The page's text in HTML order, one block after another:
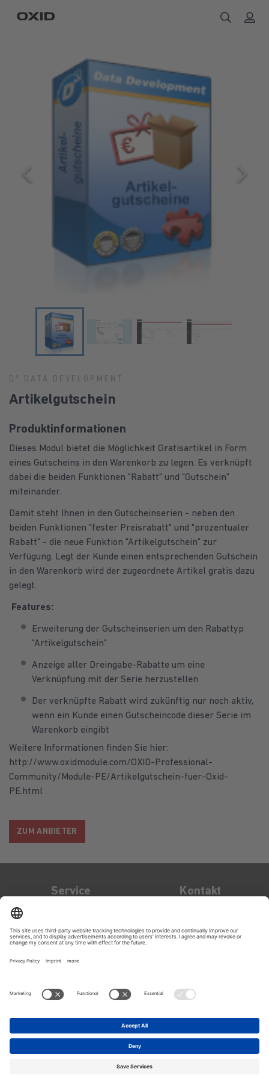
D³ DATA DEVELOPMENT
Artikelgutschein
Produktinformationen
Dieses Modul bietet die Möglichkeit Gratisartikel in Form
eines Gutscheins in den Warenkorb zu legen. Es verknüpft
dabei die beiden Funktionen "Rabatt" und "Gutschein"
miteinander.
Damit steht Ihnen in den Gutscheinserien - neben den
beiden Funktionen "fester Preisrabatt" und "prozentualer
Rabatt" - die neue Funktion "Artikelgutschein" zur
Verfügung. Legt der Kunde einen entsprechenden Gutschein
in den Warenkorb wird der zugeordnete Artikel gratis dazu
gelegt.
Features:
Erweiterung der Gutscheinserien um den Rabattyp
"Artikelgutschein"
Anzeige aller Dreingabe-Rabatte um eine
Verknüpfung mit der Serie herzustellen
Der verknüpfte Rabatt wird zukünftig nur noch aktiv,
wenn ein Kunde einen Gutscheincode dieser Serie im
Warenkorb eingibt
Weitere Informationen finden Sie hier:
http://www.oxidmodule.com/OXID-Professional-
Community/Module-PE/Artikelgutschein-fuer-Oxid-
PE.html
ZUM ANBIETER
Service Kontakt
79098 Freiburg
support@oxid-
Impressum Datenschutz Rechtliches